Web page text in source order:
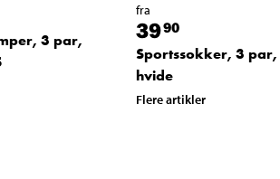
3 par,
fra
3990
Sportssokker, 3 par,
hvide
Flere artikler